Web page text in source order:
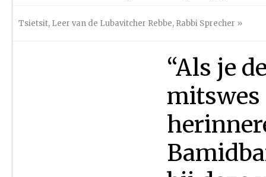
Tsietsit, Leer van de Lubavitcher Rebbe, Rabbi Sprecher »
“Als je
mitswes